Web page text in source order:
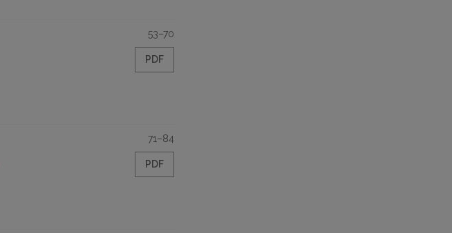
53–70
PDF
71–84
PDF